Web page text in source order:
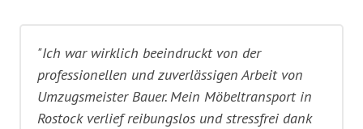
"Ich war wirklich beeindruckt von der
professionellen und zuverlässigen Arbeit von
Umzugsmeister Bauer. Mein Möbeltransport in
Rostock verlief reibungslos und stressfrei dank